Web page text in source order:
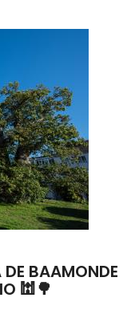
DE BAAMONDE
🕍🌳